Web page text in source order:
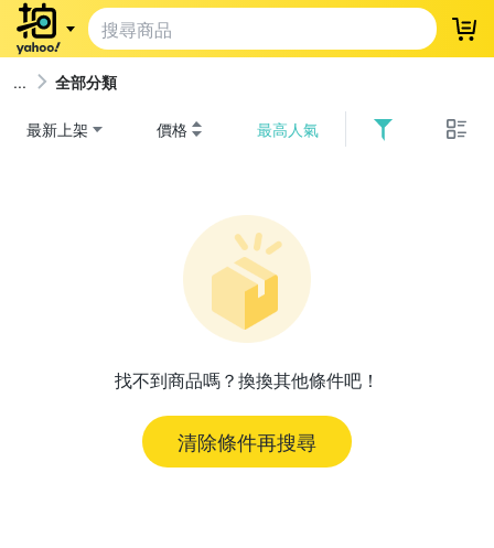
登
全部分類
最新上架 價格 最高人氣
找不到商品嗎？換換其他條件吧！
清除條件再搜尋